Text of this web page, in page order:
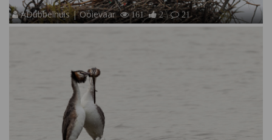
ADubbelhuis | Ooievaar 161 2 21